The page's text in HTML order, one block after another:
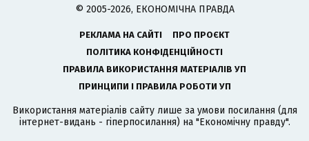
© 2005-2026, ЕКОНОМІЧНА ПРАВДА
РЕКЛАМА НА САЙТІ
ПРО ПРОЄКТ
ПОЛІТИКА КОНФІДЕНЦІЙНОСТІ
ПРАВИЛА ВИКОРИСТАННЯ МАТЕРІАЛІВ УП
ПРИНЦИПИ І ПРАВИЛА РОБОТИ УП
Використання матеріалів сайту лише за умови посилання (для
інтернет-видань - гіперпосилання) на "Економічну правду".